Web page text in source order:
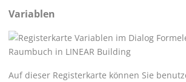
Variablen
Auf dieser Registerkarte können Sie